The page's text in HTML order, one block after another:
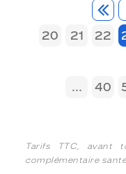
20
21 22
...
40
Tarifs TTC, avant
complémentaire